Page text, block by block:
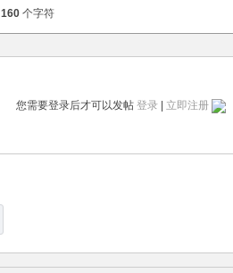
160 个字符
您需要登录后才可以发帖 登录| 立即注册